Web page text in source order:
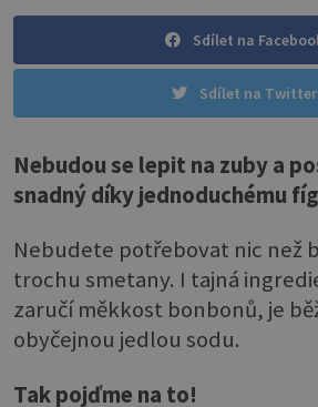
Sdílet na
Sdílet na
Nebudou se lepit na zuby a
snadný díky jednoduchému
Nebudete potřebovat nic než
trochu smetany. I tajná
zaručí měkkost bonbonů, je
obyčejnou jedlou sodu.
Tak pojďme na to!